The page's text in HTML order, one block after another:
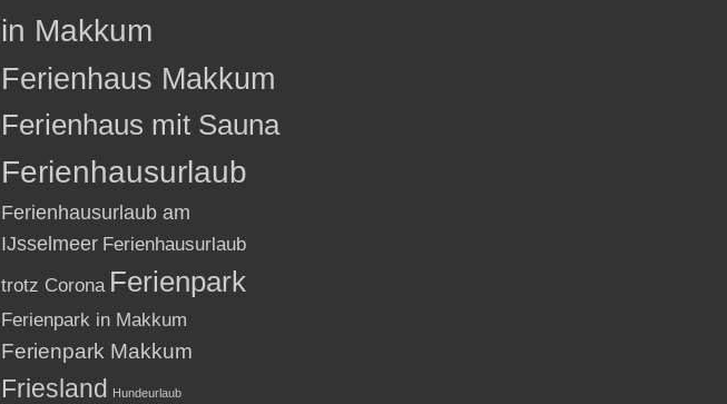
in Makkum
Ferienhaus Makkum
Ferienhaus mit Sauna
Ferienhausurlaub
Ferienhausurlaub am
IJsselmeer Ferienhausurlaub
trotz Corona Ferienpark
Ferienpark in Makkum
Ferienpark Makkum
Friesland Hundeurlaub